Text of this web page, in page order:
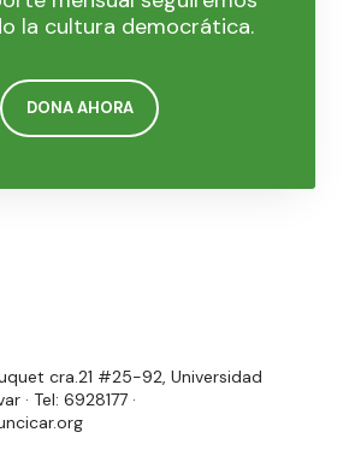
la cultura democrática.
DONA AHORA
cra.21 #25-92, Universidad
· Tel: 6928177 ·